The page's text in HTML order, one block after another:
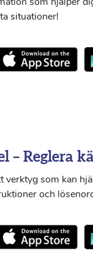
situationer!
– Reglera
verktyg som kan
och